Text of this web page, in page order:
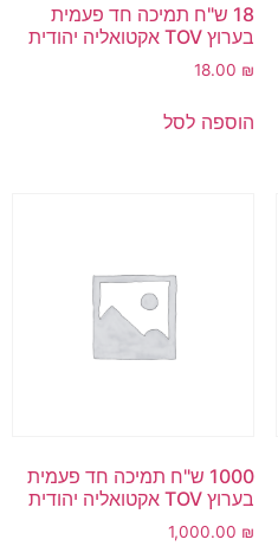
18 ש"ח תמיכה חד פעמית
בערוץ TOV אקטואליה יהודית
18.00 ₪
הוספה לסל
1000 ש"ח תמיכה חד פעמית
בערוץ TOV אקטואליה יהודית
1,000.00 ₪